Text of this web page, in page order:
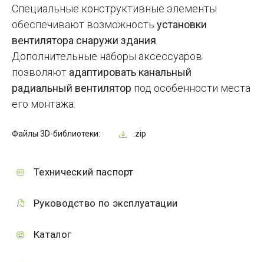
Специальные конструктивные элементы
обеспечивают возможность установки
вентилятора снаружи здания
Дополнительные наборы аксессуаров
позволяют адаптировать канальный
радиальный вентилятор под особенности места
его монтажа.
Файлы 3D-библиотеки: .zip
Технический паспорт
Руководство по эксплуатации
Каталог